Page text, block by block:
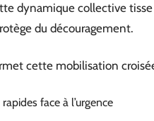
dynamique collective
du découragement.
cette mobilisation
face à l’urgence